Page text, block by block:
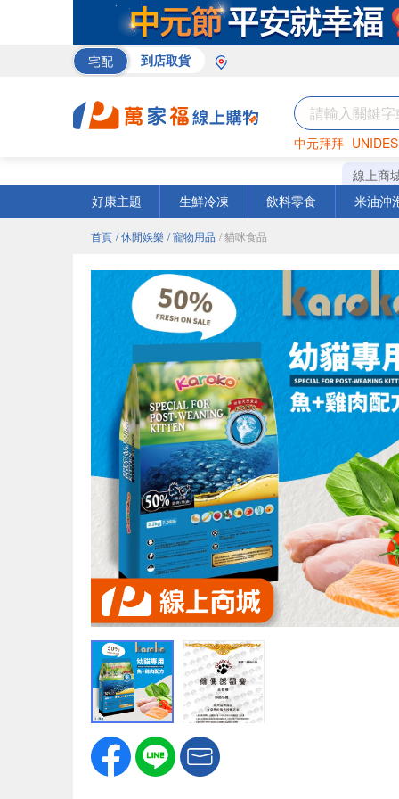
宅配 到店取貨
中元拜拜
罐頭 咖啡
線上商
好康主題
生鮮冷凍 飲料零食 米油沖
首頁 / 休閒娛樂 / 寵物用品 / 貓咪食品